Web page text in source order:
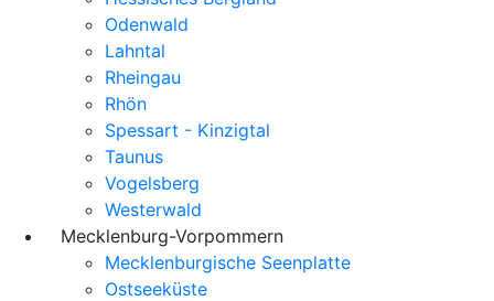
Odenwald
Lahntal
Rheingau
Rhön
Spessart - Kinzigtal
Taunus
Vogelsberg
Westerwald
Mecklenburg-Vorpommern
Mecklenburgische Seenplatte
Ostseeküste